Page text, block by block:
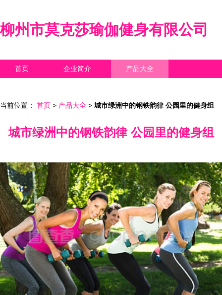
柳州市莫克莎瑜伽健身有限公司
首页 企业简介 产品大全
当前位置： 首页 > 产品大全 > 城市绿洲中的钢铁韵律 公园里的健身组
城市绿洲中的钢铁韵律 公园里的健身组